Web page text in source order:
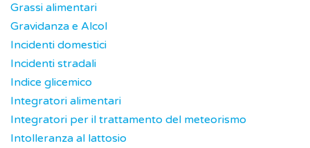
Grassi alimentari
Gravidanza e Alcol
Incidenti domestici
Incidenti stradali
Indice glicemico
Integratori alimentari
Integratori per il trattamento del meteorismo
Intolleranza al lattosio